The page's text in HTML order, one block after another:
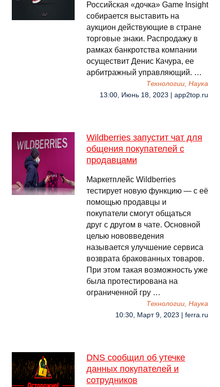
Российская «дочка» Game Insight
собирается выставить на
аукцион действующие в стране
торговые знаки. Распродажу в
рамках банкротства компании
осуществит Денис Качура, ее
арбитражный управляющий. …
Технологии, Наука
13:00, Июнь 18, 2023 | app2top.ru
Wildberries запустит чат для
общения покупателей с
продавцами
Маркетплейс Wildberries
тестирует новую функцию — с её
помощью продавцы и
покупатели смогут общаться
друг с другом в чате. Основной
целью нововведения
называется улучшение сервиса
возврата бракованных товаров.
При этом такая возможность уже
была протестирована на
ограниченной гру …
Технологии, Наука
10:30, Март 9, 2023 | ferra.ru
DNS сообщил об утечке
данных покупателей и
сотрудников